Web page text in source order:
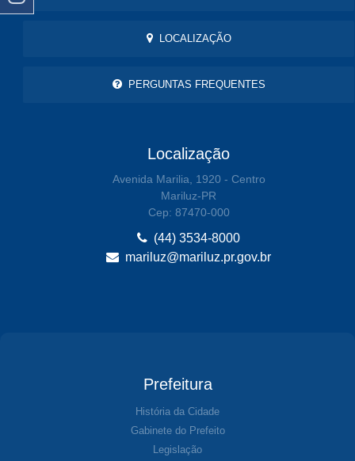
LOCALIZAÇÃO
PERGUNTAS FREQUENTES
Localização
Avenida Marilia, 1920 - Centro
Mariluz-PR
Cep: 87470-000
(44) 3534-8000
mariluz@mariluz.pr.gov.br
Prefeitura
História da Cidade
Gabinete do Prefeito
Legislação